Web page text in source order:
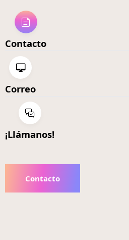
Contacto
Correo
¡Llámanos!
Contacto